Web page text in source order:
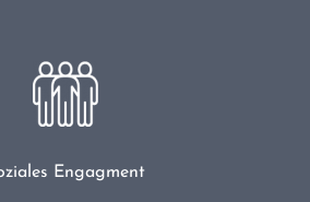
Engagment